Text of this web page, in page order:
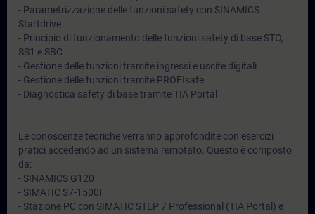
- Parametrizzazione delle funzioni safety con SINAMICS
Startdrive
- Principio di funzionamento delle funzioni safety di base STO,
SS1 e SBC
- Gestione delle funzioni tramite ingressi e uscite digitali
- Gestione delle funzioni tramite PROFIsafe
- Diagnostica safety di base tramite TIA Portal
Le conoscenze teoriche verranno approfondite con esercizi
pratici accedendo ad un sistema remotato. Questo è composto
da:
- SINAMICS G120
- SIMATIC S7-1500F
- Stazione PC con SIMATIC STEP 7 Professional (TIA Portal) e